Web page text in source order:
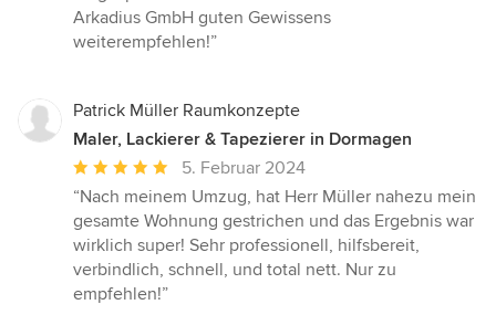
Arkadius GmbH guten Gewissens
weiterempfehlen!”
Patrick Müller Raumkonzepte
Maler, Lackierer & Tapezierer in Dormagen
Durchschnittliche
Bewertung:
5
von
5
Sternen
5. Februar 2024
“Nach meinem Umzug, hat Herr Müller nahezu mein
gesamte Wohnung gestrichen und das Ergebnis war
wirklich super! Sehr professionell, hilfsbereit,
verbindlich, schnell, und total nett. Nur zu
empfehlen!”